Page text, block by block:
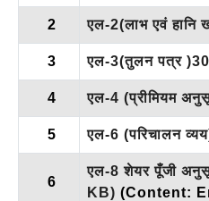
2 एल-2(लाभ एवं हानि
3 एल-3(तुलन पत्र
4 एल-4 (प्रीमियम
5 एल-6 (परिचालन
6
एल-8 शेयर पूँजी
KB) (Content: